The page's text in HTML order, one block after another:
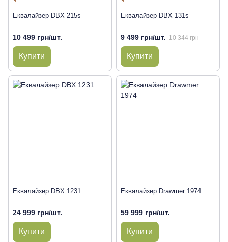
Еквалайзер DBX 215s
10 499 грн/шт.
Купити
Еквалайзер DBX 131s
9 499 грн/шт. 10 344 грн
Купити
Еквалайзер DBX 1231
24 999 грн/шт.
Купити
Еквалайзер Drawmer 1974
59 999 грн/шт.
Купити